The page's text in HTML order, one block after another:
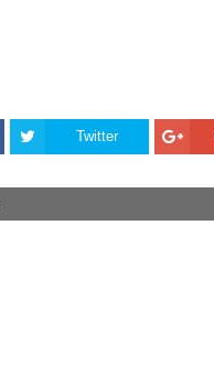
Twitter